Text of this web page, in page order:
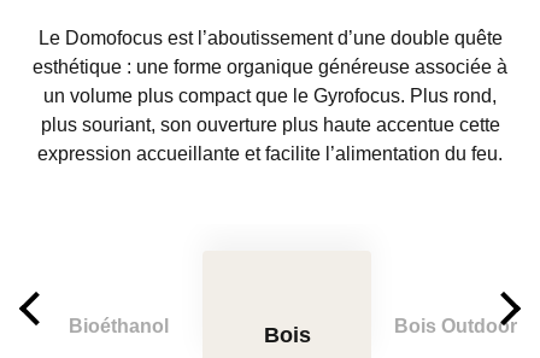
Le Domofocus est l’aboutissement d’une double quête
esthétique : une forme organique généreuse associée à
un volume plus compact que le Gyrofocus. Plus rond,
plus souriant, son ouverture plus haute accentue cette
expression accueillante et facilite l’alimentation du feu.
Bioéthanol Bois Bois Outdoor